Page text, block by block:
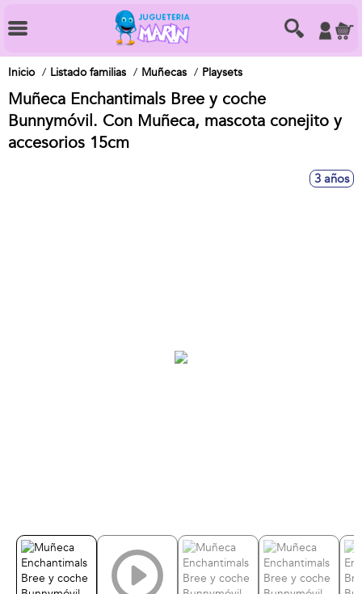
Inicio Listado familias Muñecas Playsets
Muñeca Enchantimals Bree y coche
Bunnymóvil. Con Muñeca, mascota conejito y
accesorios 15cm
3 años